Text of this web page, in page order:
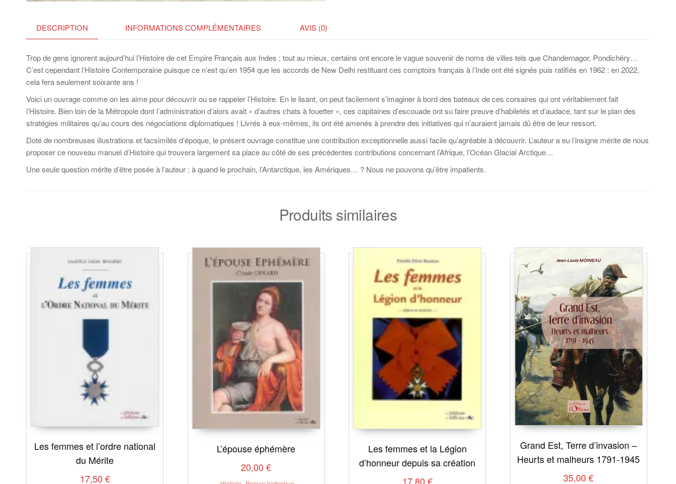
DESCRIPTION INFORMATIONS COMPLÉMENTAIRES AVIS (0)
Trop de gens ignorent aujourd’hui l’Histoire de cet Empire Français aux Indes ; tout au mieux, certains ont encore le vague souvenir de noms de villes tels que Chandernagor, Pondichéry…
C’est cependant l’Histoire Contemporaine puisque ce n’est qu’en 1954 que les accords de New Delhi restituant ces comptoirs français à l’Inde ont été signés puis ratifiés en 1962 : en 2022,
cela fera seulement soixante ans !
Voici un ouvrage comme on les aime pour découvrir ou se rappeler l’Histoire. En le lisant, on peut facilement s’imaginer à bord des bateaux de ces corsaires qui ont véritablement fait
l’Histoire. Bien loin de la Métropole dont l’administration d’alors avait « d’autres chats à fouetter », ces capitaines d’escouade ont su faire preuve d’habiletés et d’audace, tant sur le plan des
stratégies militaires qu’au cours des négociations diplomatiques ! Livrés à eux-mêmes, ils ont été amenés à prendre des initiatives qui n’auraient jamais dû être de leur ressort.
Doté de nombreuses illustrations et facsimilés d’époque, le présent ouvrage constitue une contribution exceptionnelle aussi facile qu’agréable à découvrir. L’auteur a eu l’insigne mérite de nous
proposer ce nouveau manuel d’Histoire qui trouvera largement sa place au côté de ses précédentes contributions concernant l’Afrique, l’Océan Glacial Arctique…
Une seule question mérite d’être posée à l’auteur : à quand le prochain, l’Antarctique, les Amériques… ? Nous ne pouvons qu’être impatients.
Produits similaires
Les femmes et l’ordre national
du Mérite
17,50 €
L’épouse éphémère
20,00€
Les femmes et la Légion
d’honneur depuis sa création
17,80 €
Grand Est, Terre d’invasion –
Heurts et malheurs 1791-1945
35,00€